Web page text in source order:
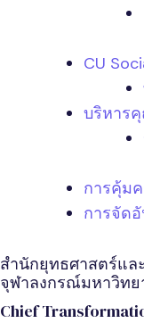
CU
บริหาร
การคุ้ม
การจัด
สำนักยุทธศาสตร์แล
จุฬาลงกรณ์มหาวิทย
Chief